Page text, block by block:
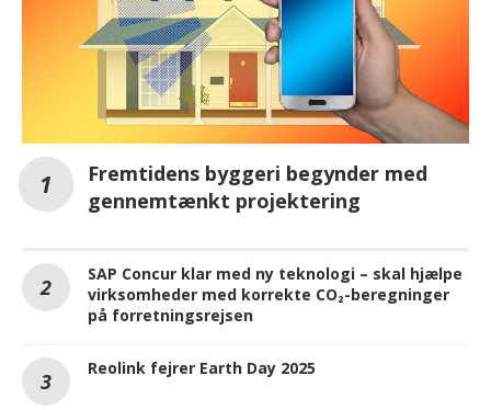
Fremtidens byggeri begynder med
gennemtænkt projektering
SAP Concur klar med ny teknologi – skal hjælpe
virksomheder med korrekte CO₂-beregninger
på forretningsrejsen
Reolink fejrer Earth Day 2025